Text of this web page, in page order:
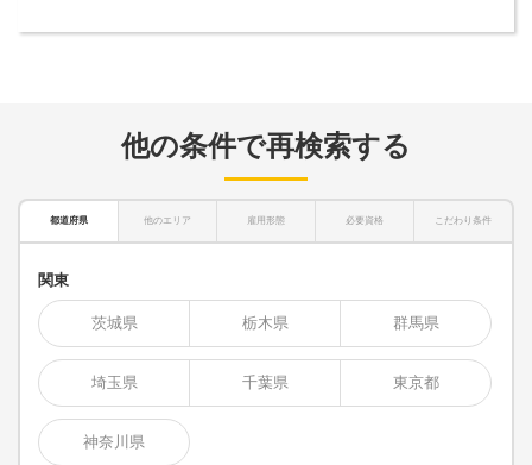
他の条件で再検索する
都道府県 他のエリア 雇用形態 必要資格 こだわり条件
関東
茨城県 栃木県 群馬県
埼玉県 千葉県 東京都
神奈川県